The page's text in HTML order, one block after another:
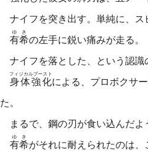
ナイフを突き出す。単純に、ス
有希
ゆき
の左手に鋭い痛みが走る。
ナイフを落とした、という認識
身体強化
フィジカルブースト
による、プロボクサ
た。
まるで、鋼の刃が食い込んだよ
有希
ゆき
がそれに耐えられたのは、